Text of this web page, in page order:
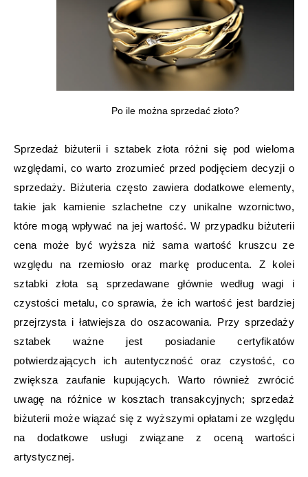
Po ile można sprzedać złoto?
Sprzedaż biżuterii i sztabek złota różni się pod wieloma
względami, co warto zrozumieć przed podjęciem decyzji o
sprzedaży. Biżuteria często zawiera dodatkowe elementy,
takie jak kamienie szlachetne czy unikalne wzornictwo,
które mogą wpływać na jej wartość. W przypadku biżuterii
cena może być wyższa niż sama wartość kruszcu ze
względu na rzemiosło oraz markę producenta. Z kolei
sztabki złota są sprzedawane głównie według wagi i
czystości metalu, co sprawia, że ich wartość jest bardziej
przejrzysta i łatwiejsza do oszacowania. Przy sprzedaży
sztabek ważne jest posiadanie certyfikatów
potwierdzających ich autentyczność oraz czystość, co
zwiększa zaufanie kupujących. Warto również zwrócić
uwagę na różnice w kosztach transakcyjnych; sprzedaż
biżuterii może wiązać się z wyższymi opłatami ze względu
na dodatkowe usługi związane z oceną wartości
artystycznej.